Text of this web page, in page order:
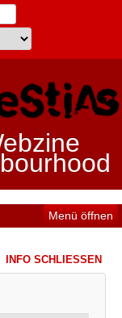
Menü öffnen
INFO SCHLIESSEN